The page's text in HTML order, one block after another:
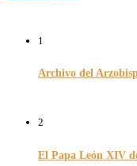
1
Archivo del
2
El Papa León XIV